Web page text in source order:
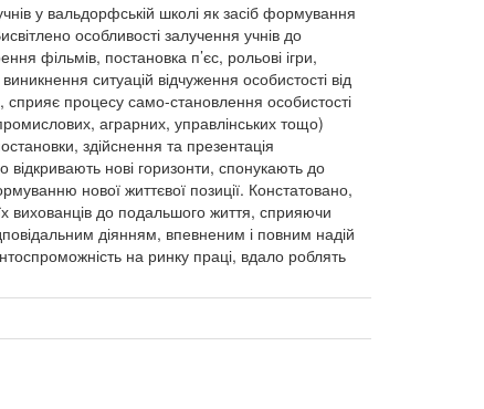
у вальдорфській школі як засіб формування
особливості залучення учнів до
фільмів, постановка п’єс, рольові ігри,
ситуацій відчуження особистості від
сприяє процесу само-становлення особистості
аграрних, управлінських тощо)
здійснення та презентація
нові горизонти, спонукають до
нової життєвої позиції. Констатовано,
вихованців до подальшого життя, сприяючи
діянням, впевненим і повним надій
на ринку праці, вдало роблять